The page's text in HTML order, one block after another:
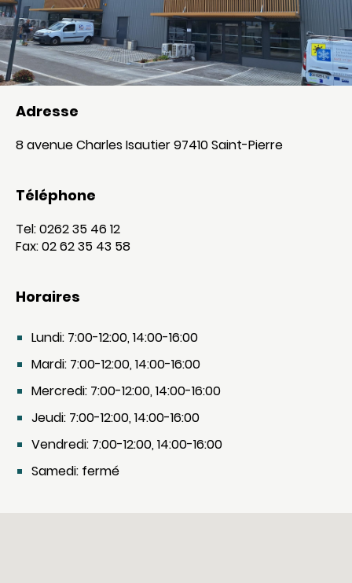
Adresse
8 avenue Charles Isautier 97410 Saint-Pierre
Téléphone
Tel: 0262 35 46 12
Fax: 02 62 35 43 58
Horaires
Lundi: 7:00-12:00, 14:00-16:00
Mardi: 7:00-12:00, 14:00-16:00
Mercredi: 7:00-12:00, 14:00-16:00
Jeudi: 7:00-12:00, 14:00-16:00
Vendredi: 7:00-12:00, 14:00-16:00
Samedi: fermé